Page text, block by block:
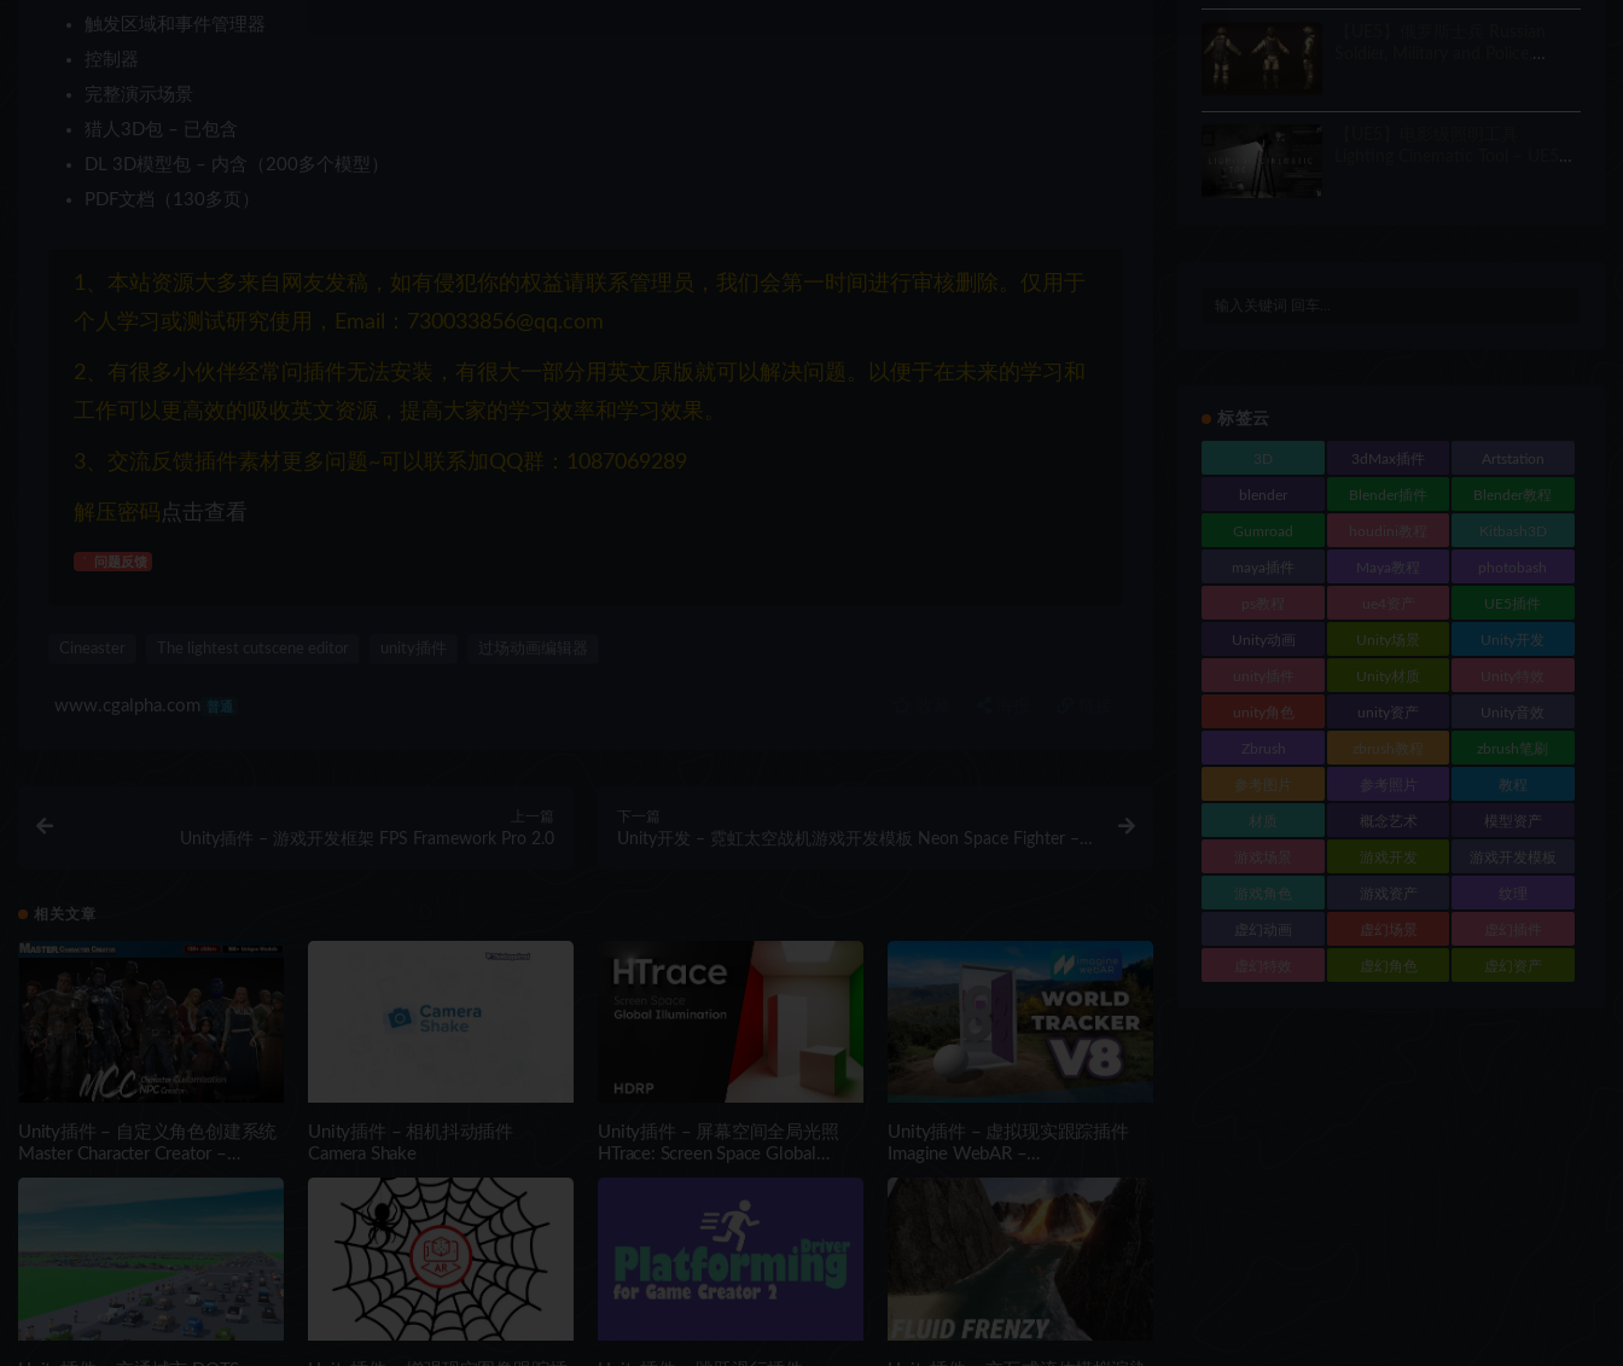
触发区域和事件管理器
控制器
完整演示场景
猎人3D包 – 已包含
DL 3D模型包 – 内含（200多个模型）
PDF文档（130多页）
1、本站资源大多来自网友发稿，如有侵犯你的权益请联系管理员，我们会第一时间进行审核删除。仅用于
个人学习或测试研究使用，Email：730033856@qq.com
2、有很多小伙伴经常问插件无法安装，有很大一部分用英文原版就可以解决问题。以便于在未来的学习和
工作可以更高效的吸收英文资源，提高大家的学习效率和学习效果。
3、交流反馈插件素材更多问题~可以联系加QQ群：1087069289
解压密码 点击查看
问题反馈
www.cgalpha.com
上一篇
Unity插件 – 游戏开发框架 FPS Framework Pro 2.0
下一篇
Unity开发 – 霓虹太空战机游戏开发模板 Neon Space Fighter –
相关文章
Unity插件 – 自定义角色创建系统
Master Character Creator –
Character Customization/NPC
Unity插件 – 相机抖动插件
Camera Shake
Unity插件 – 屏幕空间全局光照
HTrace: Screen Space Global
Illumination HDRP
Unity插件 – 虚拟现实跟踪插件
Imagine WebAR –
WorldTrackerV8
标签云
3D 3dMax插件 Artstation
blender Blender插件 Blender教程
Gumroad houdini教程 Kitbash3D
maya插件 Maya教程 photobash
ps教程 ue4资产 UE5插件
Unity动画 Unity场景 Unity开发
unity插件 Unity材质 Unity特效
unity角色 unity资产 Unity音效
Zbrush zbrush教程 zbrush笔刷
参考图片 参考照片 教程
材质 概念艺术 模型资产
游戏场景 游戏开发 游戏开发模板
游戏角色 游戏资产 纹理
虚幻动画 虚幻场景 虚幻插件
虚幻特效 虚幻角色 虚幻资产